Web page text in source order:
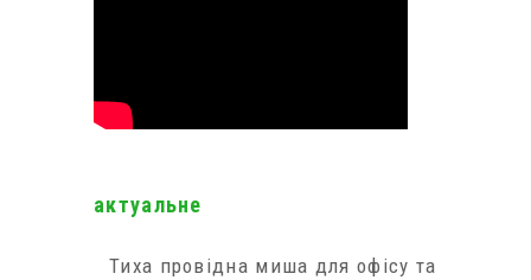
актуальне
Тиха провідна миша для офісу та